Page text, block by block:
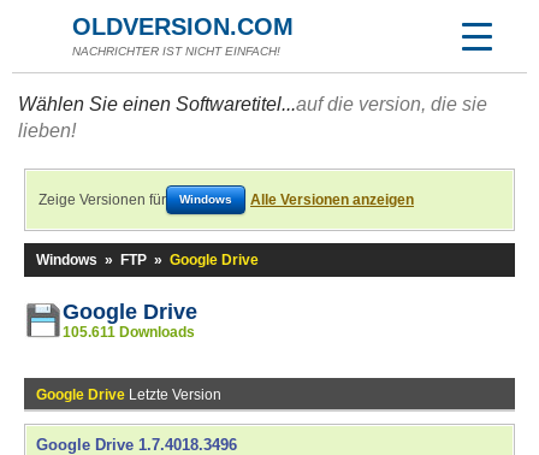
OLDVERSION.COM
NACHRICHTER IST NICHT EINFACH!
Wählen Sie einen Softwaretitel...auf die version, die sie
lieben!
Zeige Versionen für Windows Alle Versionen anzeigen
Windows » FTP » Google Drive
Google Drive
105.611 Downloads
Google Drive Letzte Version
Google Drive 1.7.4018.3496